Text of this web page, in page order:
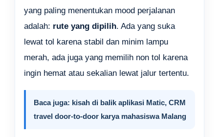
yang paling menentukan mood perjalanan
adalah: rute yang dipilih. Ada yang suka
lewat tol karena stabil dan minim lampu
merah, ada juga yang memilih non tol karena
ingin hemat atau sekalian lewat jalur tertentu.
Baca juga: kisah di balik aplikasi Matic, CRM
travel door-to-door karya mahasiswa Malang